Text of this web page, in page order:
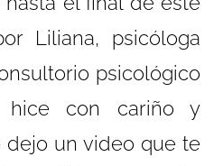
Liliana, psicóloga
psicológico
hice con cariño y
dejo un video que te